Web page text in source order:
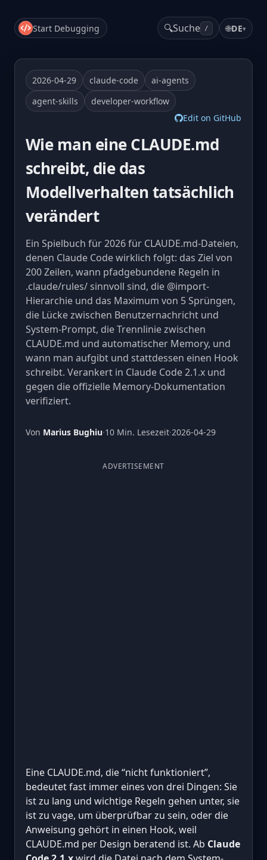
Start Debugging 🔍Suche / 🌐DE▾
2026-04-29 claude-code
ai-agents
agent-skills
developer-workflow
Edit on GitHub
Wie man eine CLAUDE.md
schreibt, die das
Modellverhalten tatsächlich
verändert
Ein Spielbuch für 2026 für CLAUDE.md-Dateien,
denen Claude Code wirklich folgt: das Ziel von
200 Zeilen, wann pfadgebundene Regeln in
.claude/rules/ sinnvoll sind, die @import-
Hierarchie und das Maximum von 5 Sprüngen,
die Lücke zwischen Benutzernachricht und
System-Prompt, die Trennlinie zwischen
CLAUDE.md und automatischer Memory, und
wann man aufgibt und stattdessen einen Hook
schreibt. Verankert in Claude Code 2.1.x und
gegen die offizielle Memory-Dokumentation
verifiziert.
Von Marius Bughiu·10 Min. Lesezeit·2026-04-29
ADVERTISEMENT
Eine CLAUDE.md, die “nicht funktioniert”,
bedeutet fast immer eines von drei Dingen: Sie
ist zu lang und wichtige Regeln gehen unter, sie
ist zu vage, um überprüfbar zu sein, oder die
Anweisung gehört in einen Hook, weil
CLAUDE.md per Design beratend ist. Ab Claude